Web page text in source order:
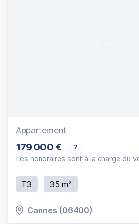
Appartement
179 000 € Vue mer plein Sud,
Les honoraires sont à la charge du
T3 35 m²
Cannes (06400)